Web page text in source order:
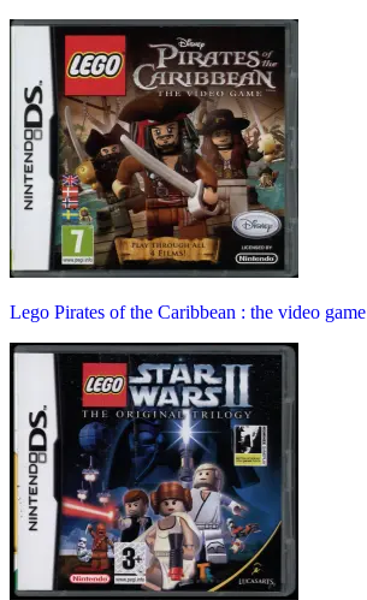
Lego Pirates of the Caribbean : the video game